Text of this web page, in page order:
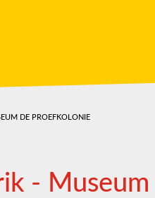
DE PROEFKOLONIE
- Museum